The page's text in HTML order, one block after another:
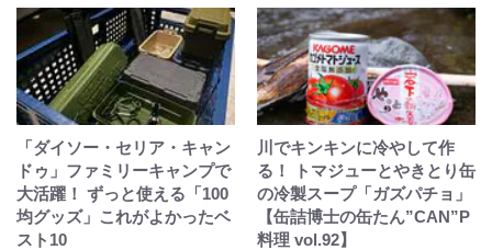
「ダイソー・セリア・キャン
ドゥ」ファミリーキャンプで
大活躍！ ずっと使える「100
均グッズ」これがよかったベ
スト10
川でキンキンに冷やして作
る！ トマジューとやきとり缶
の冷製スープ「ガズパチョ」
【缶詰博士の缶たん”CAN”P
料理 vol.92】